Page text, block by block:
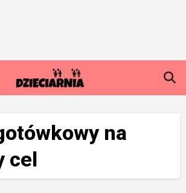
na
cel